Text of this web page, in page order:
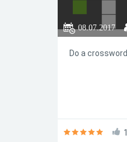
08.07.2017
Do a crossword.
1